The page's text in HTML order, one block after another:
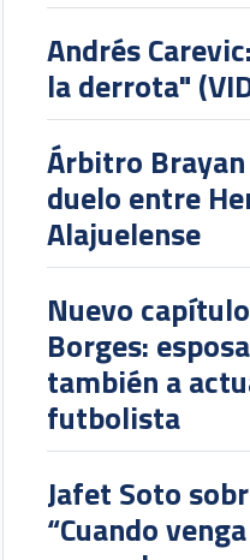
Andrés
la derrota"
Árbitro
duelo entre
Alajuelense
Nuevo
Borges:
también a
futbolista
Jafet Soto
“Cuando